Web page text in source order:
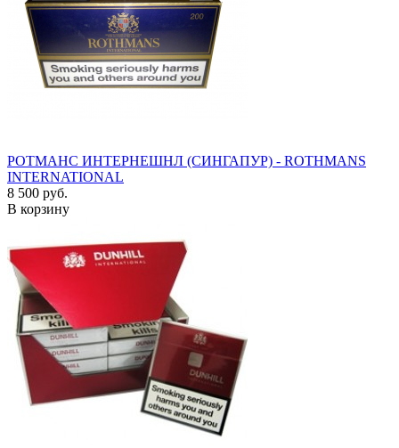
РОТМАНС ИНТЕРНЕШНЛ (СИНГАПУР) - ROTHMANS
INTERNATIONAL
8 500 руб.
В корзину